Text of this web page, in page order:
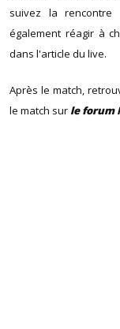
suivez la
également réagir à
dans l'article du live.
Après le match,
le match sur le forum